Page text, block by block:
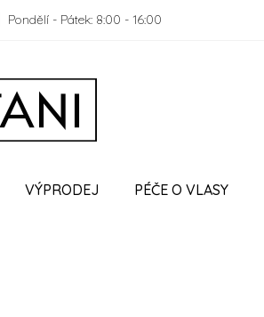
Pondělí - Pátek: 8:00 - 16:00
VÝPRODEJ PÉČE O VLASY